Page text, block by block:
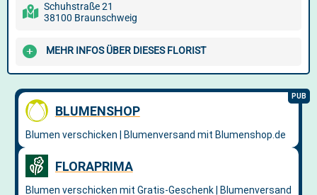
Schuhstraße 21
38100 Braunschweig
MEHR INFOS ÜBER DIESES FLORIST